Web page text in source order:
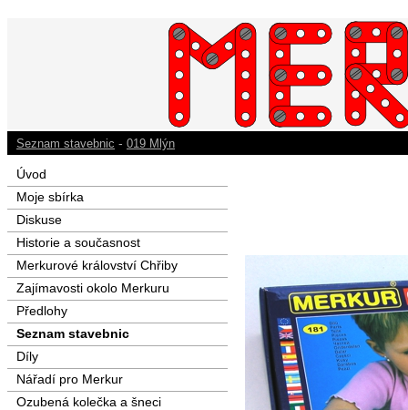
Seznam stavebnic - 019 Mlýn
Úvod
Moje sbírka
Diskuse
Historie a současnost
Merkurové království Chřiby
Zajímavosti okolo Merkuru
Předlohy
Seznam stavebnic
Díly
Nářadí pro Merkur
Ozubená kolečka a šneci